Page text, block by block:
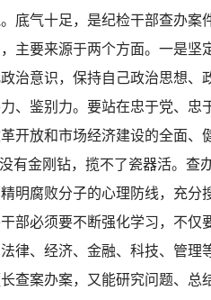
底气十足，是纪检干部查办案
主要来源于两个方面。一是
治意识，保持自己政治思想
、鉴别力。要站在忠于党、
开放和市场经济建设的全面
有金刚钻，揽不了瓷器活。
明腐败分子的心理防线，充
部必须要不断强化学习，不
律、经济、金融、科技、管
查案办案，又能研究问题、总